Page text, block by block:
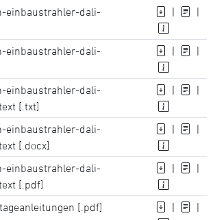
einbaustrahler-dali-
| |
einbaustrahler-dali-
| |
einbaustrahler-dali-
[.txt]
| |
einbaustrahler-dali-
[.docx]
| |
einbaustrahler-dali-
[.pdf]
| |
[.pdf] | |